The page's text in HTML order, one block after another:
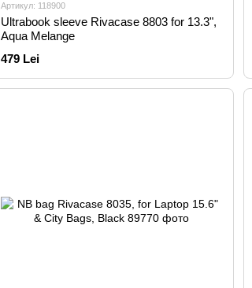
Артикул: 118900
Ultrabook sleeve Rivacase 8803 for 13.3",
Aqua Melange
479 Lei